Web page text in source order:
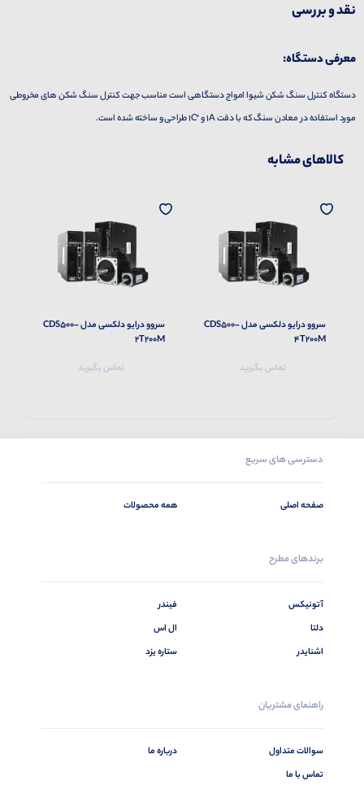
نقد و بررسی
معرفی دستگاه:
دستگاه کنترل سنگ شکن شیوا امواج دستگاهی است مناسب جهت کنترل سنگ شکن های مخروطی
مورد استفاده در معادن سنگ که با دقت 1A و °1C طراحی و ساخته شده است.
کالاهای مشابه
سروو درایو دلکسی مدل CDS500-
4T200M
تماس بگیرید
سروو درایو دلکسی مدل CDS500-
2T200M
تماس بگیرید
دسترسی های سریع
صفحه اصلی همه محصولات
برندهای مطرح
آتونیکس
دلتا
اشنایدر
فیندر
ال اس
ستاره یزد
راهنمای مشتریان
سوالات متداول
تماس با ما
درباره ما